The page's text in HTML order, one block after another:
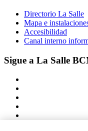
Directorio La Salle
Mapa e
Accesibilidad
Canal interno
Sigue a La Salle